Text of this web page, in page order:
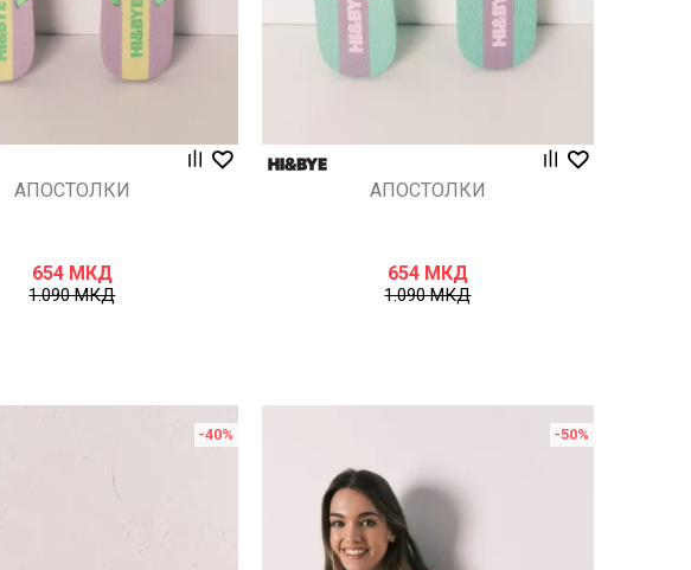
АПОСТОЛКИ
654 МКД
1.090МКД
АПОСТОЛКИ
654 МКД
1.090МКД
-40% -50%